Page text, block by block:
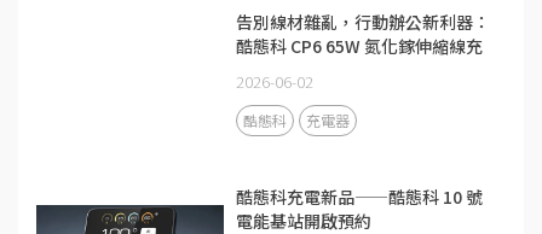
告別線材雜亂，行動辦公新利器：
酷態科 CP6 65W 氮化鎵伸縮線充
2026-06-02
酷態科 充電器
酷態科充電新品——酷態科 10 號
電能基站開啟預約